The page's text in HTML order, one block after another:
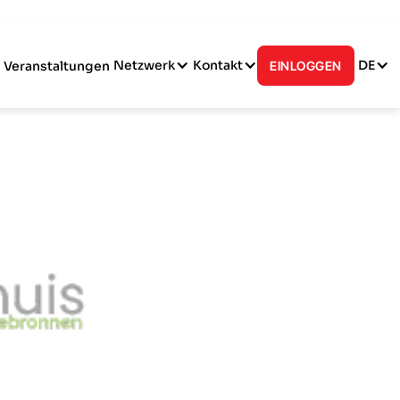
Veranstaltungen Netzwerk Kontakt EINLOGGEN DE